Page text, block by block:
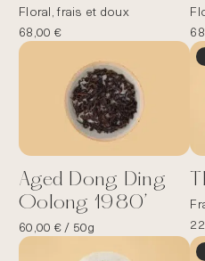
Floral, frais et doux
68,00 €
Aged Dong Ding
Oolong 1980’
60,00 €/ 50g